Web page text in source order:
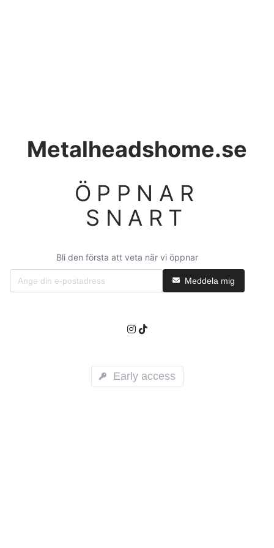
Metalheadshome.se
ÖPPNAR
SNART
Bli den första att veta när vi öppnar
Meddela mig
Early access